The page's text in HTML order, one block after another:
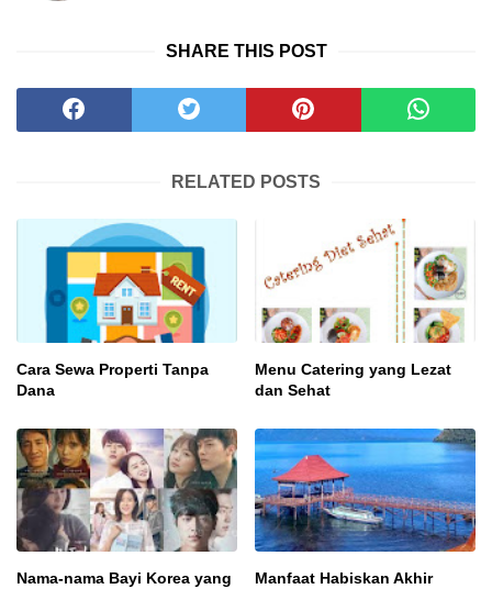
SHARE THIS POST
RELATED POSTS
Cara Sewa Properti Tanpa
Dana
Menu Catering yang Lezat
dan Sehat
Nama-nama Bayi Korea yang
Manfaat Habiskan Akhir